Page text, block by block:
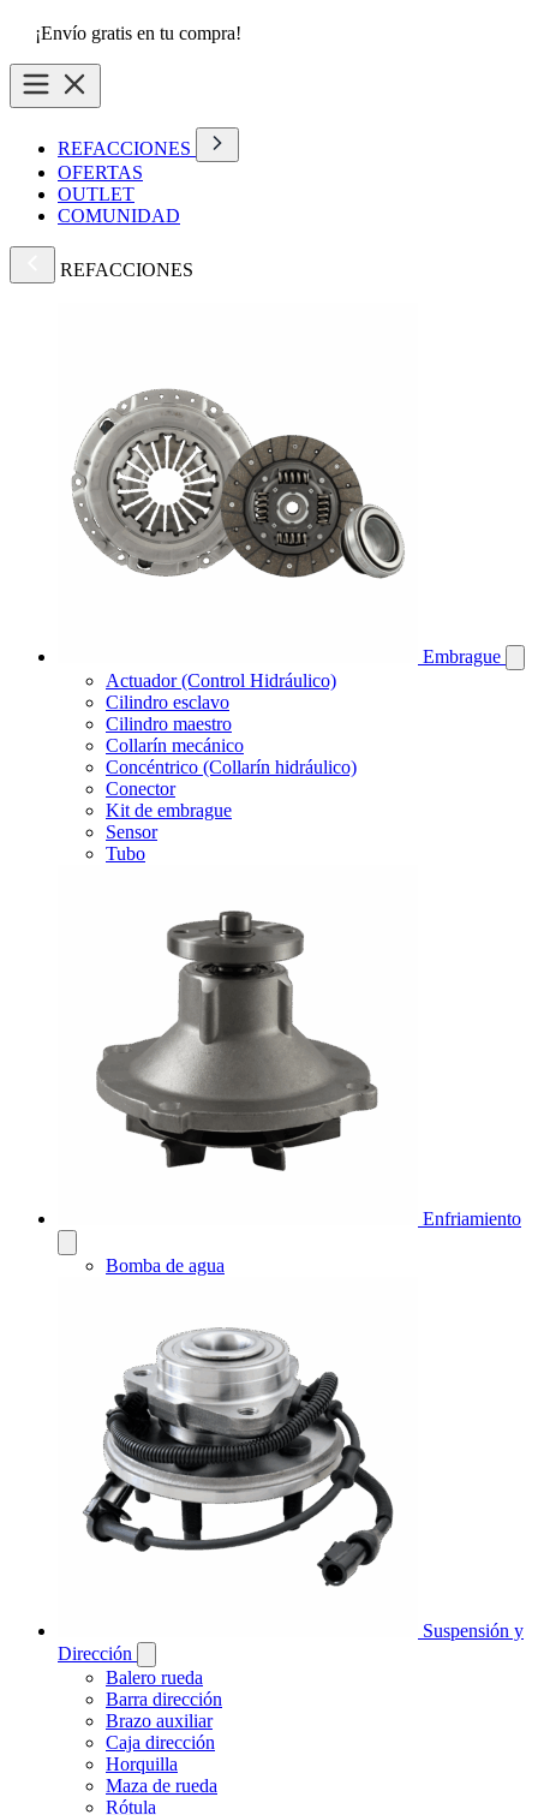
¡Envío gratis en tu compra!
REFACCIONES
OFERTAS
OUTLET
COMUNIDAD
REFACCIONES
Embrague
Actuador (Control Hidráulico)
Cilindro esclavo
Cilindro maestro
Collarín mecánico
Concéntrico (Collarín hidráulico)
Conector
Kit de embrague
Sensor
Tubo
Enfriamiento
Bomba de agua
Suspensión y
Dirección
Balero rueda
Barra dirección
Brazo auxiliar
Caja dirección
Horquilla
Maza de rueda
Rótula